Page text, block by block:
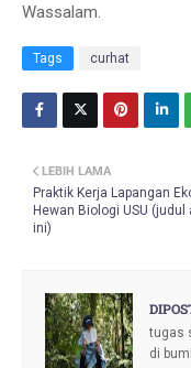
Wassalam.
Tags curhat
LEBIH LAMA
Praktik Kerja Lapangan
Hewan Biologi USU (judul
ini)
tugas
di